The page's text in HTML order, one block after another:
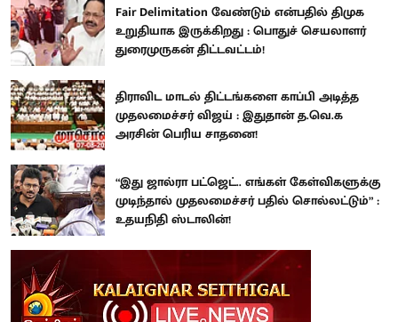
Fair Delimitation வேண்டும் என்பதில் திமுக
உறுதியாக இருக்கிறது : பொதுச் செயலாளர்
துரைமுருகன் திட்டவட்டம்!
திராவிட மாடல் திட்டங்களை காப்பி அடித்த
முதலமைச்சர் விஜய் : இதுதான் த.வெ.க
அரசின் பெரிய சாதனை!
“இது ஜால்ரா பட்ஜெட்.. எங்கள் கேள்விகளுக்கு
முடிந்தால் முதலமைச்சர் பதில் சொல்லட்டும்” :
உதயநிதி ஸ்டாலின்!